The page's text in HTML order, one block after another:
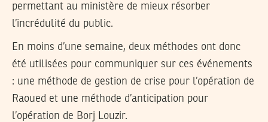
permettant au ministère de mieux résorber
l’incrédulité du public.
En moins d’une semaine, deux méthodes ont donc
été utilisées pour communiquer sur ces événements
: une méthode de gestion de crise pour l’opération de
Raoued et une méthode d’anticipation pour
l’opération de Borj Louzir.